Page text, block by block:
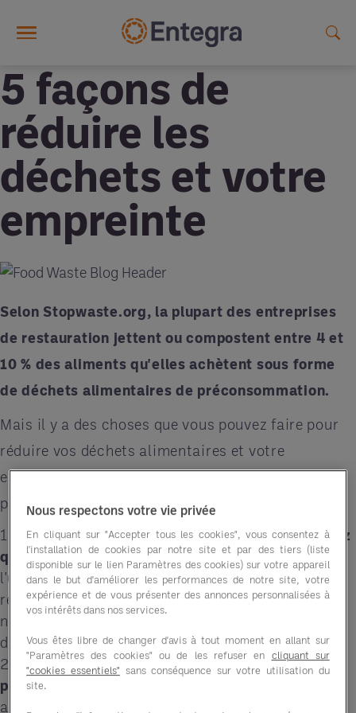
5 façons de
réduire les
déchets et votre
empreinte
Selon Stopwaste.org, la plupart des entreprises
de restauration jettent ou compostent entre 4 et
10 % des aliments qu'elles achètent sous forme
de déchets alimentaires de préconsommation.
Mais il y a des choses que vous pouvez faire pour
réduire vos déchets alimentaires et votre
empreinte écologique. Voici cinq façons simples
pour votre entreprise de faire la différence:
1.
Faites vos courses intelligemment et n'achetez
que ce dont vous avez besoin- La nourriture est
l'une des dépenses les plus importantes d'un
restaurant. En n'achetant que la quantité
nécessaire d'ingrédients, vous pouvez économiser
de l'argent et améliorer votre résultat net.
2.
Conservez les aliments correctement pour
prolonger leur durée de conservation
aimez acheter des produits frais et des fruits de
Nous respectons votre vie privée
En cliquant sur "Accepter tous les cookies", vous consentez à
l'installation de cookies par notre site et par des tiers (liste
disponible sur le lien Paramètres des cookies) sur votre appareil
dans le but d'améliorer les performances de notre site, votre
expérience et de vous présenter des annonces personnalisées à
vos intérêts dans nos services.
Vous êtes libre de changer d'avis à tout moment en allant sur
"Paramètres des cookies" ou de les refuser en cliquant sur
"cookies essentiels" sans conséquence sur votre utilisation du
site.